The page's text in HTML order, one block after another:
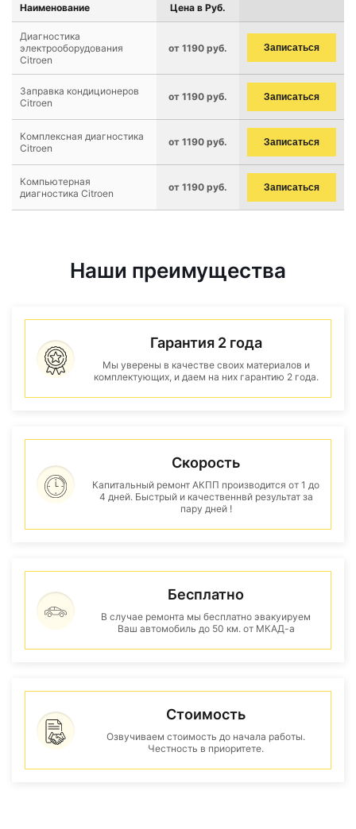
Наименование Цена в Руб.
Диагностика
электрооборудования
Citroen
от 1190 руб. Записаться
Заправка кондиционеров
Citroen
от 1190 руб. Записаться
Комплексная диагностика
Citroen
от 1190 руб. Записаться
Компьютерная
диагностика Citroen
от 1190 руб. Записаться
Наши преимущества
Гарантия 2 года
Мы уверены в качестве своих материалов и
комплектующих, и даем на них гарантию 2 года.
Скорость
Капитальный ремонт АКПП производится от 1 до
4 дней. Быстрый и качественнвй результат за
пару дней !
Бесплатно
В случае ремонта мы бесплатно эвакуируем
Ваш автомобиль до 50 км. от МКАД-а
Стоимость
Озвучиваем стоимость до начала работы.
Честность в приоритете.